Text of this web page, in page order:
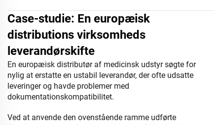
Case-studie: En europæisk
distributions virksomheds
leverandørskifte
En europæisk distributør af medicinsk udstyr søgte for
nylig at erstatte en ustabil leverandør, der ofte udsatte
leveringer og havde problemer med
dokumentationskompatibilitet.
Ved at anvende den ovenstående ramme udførte